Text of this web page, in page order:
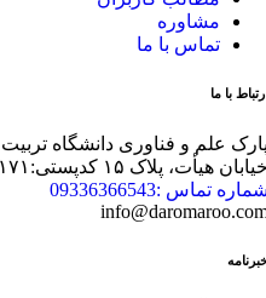
مشاوره
تماس با ما
با ما
علم و فناوری دانشگاه
هیأت، پلاک ۱۵ کدپستی:۱۴۱۱۸۹۳۱۷۱
تماس :09336366543